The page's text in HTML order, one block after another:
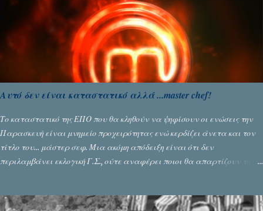
Αυτό δεν είναι καταστατικό αλλά ...master chef!
Το καταστατικό της ΕΠΟ που θα κληθούν να ψηφίσουν οι ενώσεις την
Παρασκευή είναι μνημείο προχειρότητας ενώ κερδίζει άνετα και τον
τίτλο του… μάστερ σεφ. Μια ακόμη απόδειξη είναι ότι δεν
περιλαμβάνει εκλογική Γ.Σ., ούτε αναφέρει ποιοι θα απαρτίζουν την
για να δηλώσουν τους υποψήφιους που προτείνουν για το Δ.Σ. της